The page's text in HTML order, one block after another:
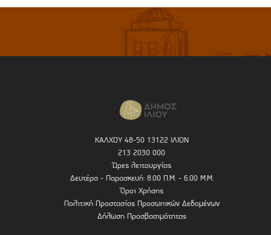
ΚΑΛΧΟΥ 48-50 13122 ΙΛΙΟΝ
213 2030 000
Ώρες λειτουργίας
Δευτέρα - Παρασκευή: 8.00 Π.Μ. - 6.00 Μ.Μ.
Όροι Χρήσης
Πολιτική Προστασίας Προσωπικών Δεδομένων
Δήλωση Προσβασιμότητας